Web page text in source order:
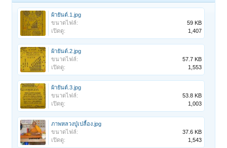
ผ้ายันต์.1.jpg
ขนาดไฟล์:
59 KB
เปิดดู:
1,407
ผ้ายันต์.2.jpg
ขนาดไฟล์:
57.7 KB
เปิดดู:
1,553
ผ้ายันต์.3.jpg
ขนาดไฟล์:
53.8 KB
เปิดดู:
1,003
ภาพหลวงปู่เปลื้อง.jpg
ขนาดไฟล์:
37.6 KB
เปิดดู:
1,543